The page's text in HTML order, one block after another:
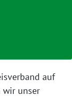
auf
wir unser